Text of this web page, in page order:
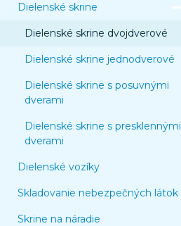
Dielenské skrine
Dielenské skrine dvojdverové
Dielenské skrine jednodverové
Dielenské skrine s posuvnými
dverami
Dielenské skrine s presklennými
dverami
Dielenské vozíky
Skladovanie nebezpečných látok
Skrine na náradie